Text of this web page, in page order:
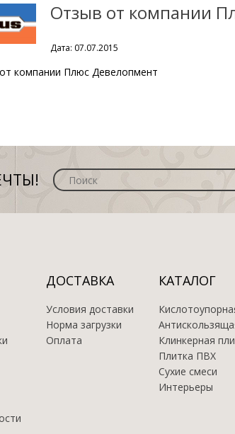
Отзыв от компании
Дата: 07.07.2015
компании Плюс Девелопмент
ДОСТАВКА
Условия доставки
Норма загрузки
Оплата
КАТАЛОГ
Клинкерная
Плитка ПВХ
Сухие смеси
Интерьеры